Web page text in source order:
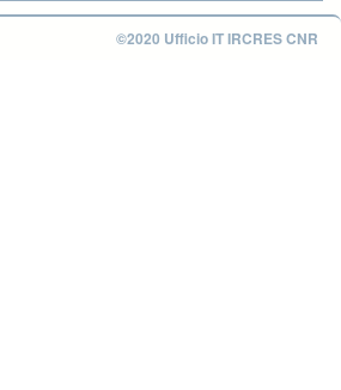
©2020 Ufficio IT IRCRES CNR